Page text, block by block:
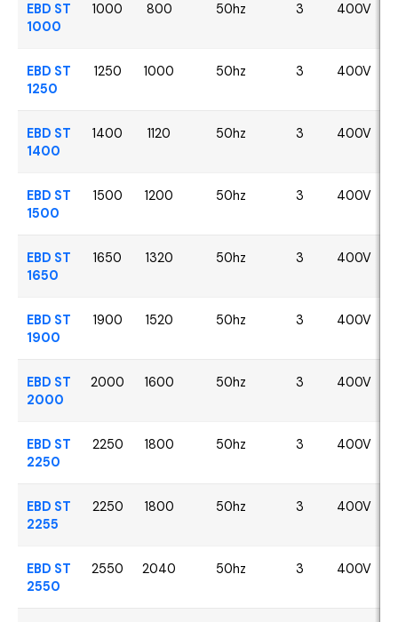
EBD ST
1000
1000 800 50hz 3 400V
EBD ST
1250
1250 1000 50hz 3 400V
EBD ST
1400
1400 1120 50hz 3 400V
EBD ST
1500
1500 1200 50hz 3 400V
EBD ST
1650
1650 1320 50hz 3 400V
EBD ST
1900
1900 1520 50hz 3 400V
EBD ST
2000
2000 1600 50hz 3 400V
EBD ST
2250
2250 1800 50hz 3 400V
EBD ST
2255
2250 1800 50hz 3 400V
EBD ST
2550
2550 2040 50hz 3 400V